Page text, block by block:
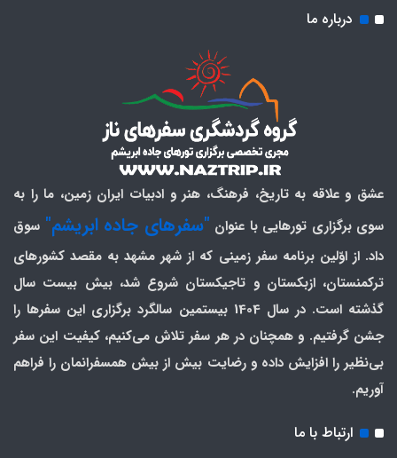
درباره ما
عشق و علاقه به تاریخ، فرهنگ، هنر و ادبیات ایران زمین، ما را به
سوی برگزاری تورهایی با عنوان "سفرهای جاده ابریشم" سوق
داد. از اوّلین برنامه سفر زمینی که از شهر مشهد به مقصد کشورهای
ترکمنستان، ازبکستان و تاجیکستان شروع شد، بیش بیست سال
گذشته است. در سال 1404 بیستمین سالگرد برگزاری این سفرها را
جشن گرفتیم. و همچنان در هر سفر تلاش می‌کنیم، کیفیت این سفر
بی‌نظیر را افزایش داده و رضایت بیش از بیش همسفرانمان را فراهم
آوریم.
ارتباط با ما